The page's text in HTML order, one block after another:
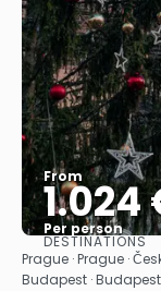
From
1.024
Per person
DESTINATIONS
Prague · Prague ·
Budapest ·